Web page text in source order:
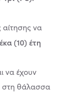
να
(10) έτη
να έχουν
στη θάλασσα